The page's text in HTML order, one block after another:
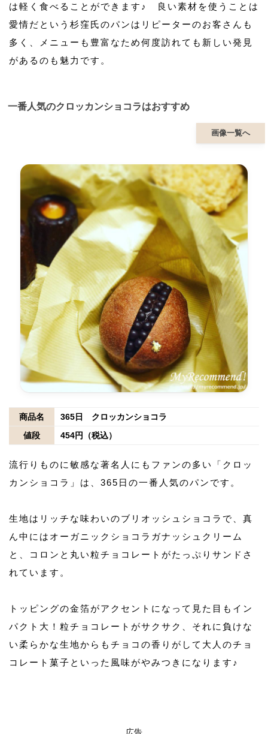
は軽く食べることができます♪ 良い素材を使うことは
愛情だという杉窪氏のパンはリピーターのお客さんも
多く、メニューも豊富なため何度訪れても新しい発見
があるのも魅力です。
一番人気のクロッカンショコラはおすすめ
画像一覧へ
商品名
365日 クロッカンショコラ
値段
454円（税込）
流行りものに敏感な著名人にもファンの多い「クロッ
カンショコラ」は、365日の一番人気のパンです。
生地はリッチな味わいのブリオッシュショコラで、真
ん中にはオーガニックショコラガナッシュクリーム
と、コロンと丸い粒チョコレートがたっぷりサンドさ
れています。
トッピングの金箔がアクセントになって見た目もイン
パクト大！粒チョコレートがサクサク、それに負けな
い柔らかな生地からもチョコの香りがして大人のチョ
コレート菓子といった風味がやみつきになります♪
広告